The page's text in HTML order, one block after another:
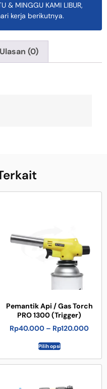
& MINGGU KAMI LIBUR,
kerja berikutnya.
Ulasan (0)
Pemantik Api / Gas Torch
PRO 1300 (Trigger)
Rp40.000 – Rp120.000
Pilih opsi